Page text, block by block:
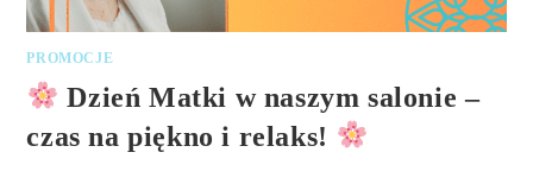
PROMOCJE
Dzień Matki w naszym salonie –
czas na piękno i relaks!